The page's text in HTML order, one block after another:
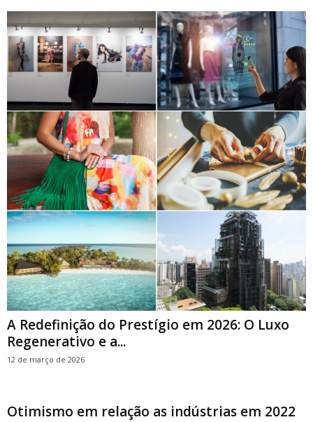
A Redefinição do Prestígio em 2026: O Luxo
Regenerativo e a...
12 de março de 2026
Otimismo em relação as indústrias em 2022